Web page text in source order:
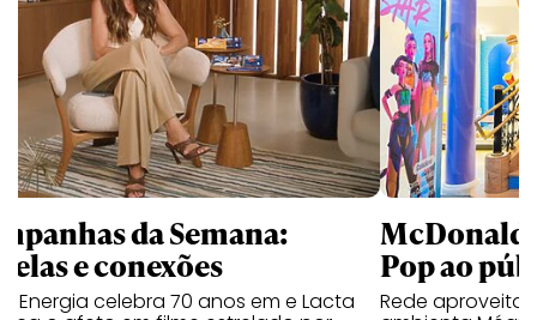
da Semana:
e conexões
Energia celebra 70 anos em e Lacta
Pop ao
Rede aproveita